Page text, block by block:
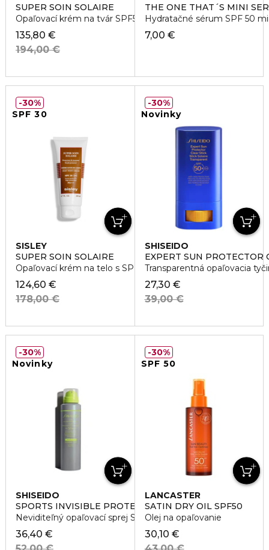
SUPER SOIN SOLAIRE
Opaľovací krém na tvár SPF50+
135,80 €
194,00 €
THE ONE THAT´S MINI
Hydratačné sérum SPF 50
7,00 €
SPF 30
SISLEY
SUPER SOIN SOLAIRE
Opaľovací krém na telo s SPF30
124,60 €
178,00 €
30%
Novinky
SHISEIDO
EXPERT SUN PROTECTOR
Transparentná opaľovacia
27,30 €
39,00 €
30%
Novinky
SHISEIDO
SPORTS INVISIBLE PROTECTIVE MIST SPF50+
Neviditeľný opaľovací sprej SPF50+
36,40 €
30%
SPF 50
LANCASTER
SATIN DRY OIL SPF50
Olej na opaľovanie
30,10 €
30%